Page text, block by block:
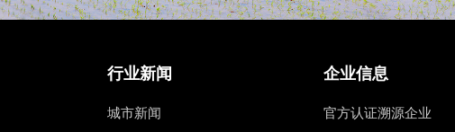
行业新闻
城市新闻
企业信息
官方认证溯源企业